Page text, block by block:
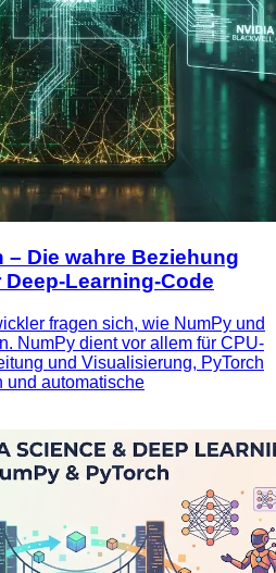
– Die wahre Beziehung
fragen sich, wie NumPy und
NumPy dient vor allem für CPU-
und Visualisierung, PyTorch
und automatische